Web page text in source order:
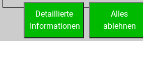
your Fritz account
Alles
ablehnen
Detaillierte
Informationen